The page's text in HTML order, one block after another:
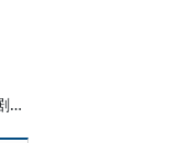
葛荃：“戒惧”心态与东林党人的政治悲剧析论